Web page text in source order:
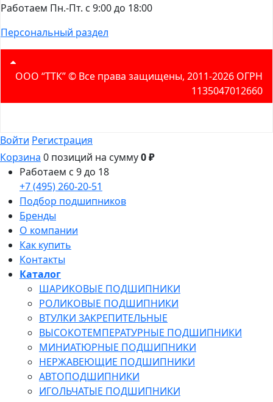
Работаем Пн.-Пт. с 9:00 до 18:00
Персональный раздел
ООО “ТТК” ©️ Все права защищены, 2011-2026 ОГРН
1135047012660
Войти Регистрация
Корзина 0 позиций на сумму0 ₽
Работаем с 9 до 18
+7 (495) 260-20-51
Подбор подшипников
Бренды
О компании
Как купить
Контакты
Каталог
ШАРИКОВЫЕ ПОДШИПНИКИ
РОЛИКОВЫЕ ПОДШИПНИКИ
ВТУЛКИ ЗАКРЕПИТЕЛЬНЫЕ
ВЫСОКОТЕМПЕРАТУРНЫЕ ПОДШИПНИКИ
МИНИАТЮРНЫЕ ПОДШИПНИКИ
НЕРЖАВЕЮЩИЕ ПОДШИПНИКИ
АВТОПОДШИПНИКИ
ИГОЛЬЧАТЫЕ ПОДШИПНИКИ